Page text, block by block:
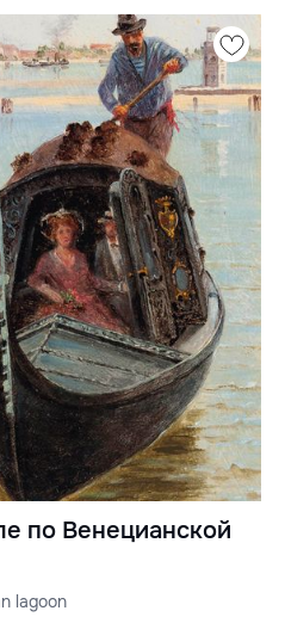
по Венецианской
lagoon